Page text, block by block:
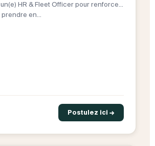
HR & Fleet Officer pour renforcer
prendre en…
Postulez ici →